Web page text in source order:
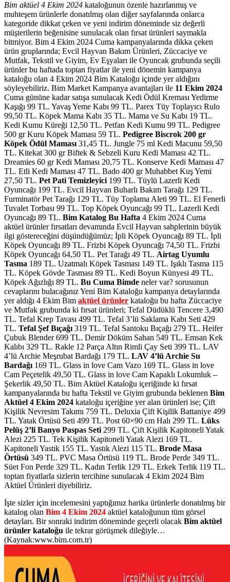
Bim aktüel 4 Ekim 2024 kataloğunun özenle hazırlanmış ve
muhteşem ürünlerle donatılmış olan diğer sayfalarında onlarca
kategoride dikkat çeken ve yeni indirim döneminde siz değerli
müşterilerin beğenisine sunulacak olan fırsat ürünleri saymakla
bitmiyor. Bim 4 Ekim 2024 Cuma kampanyalarında dikka çeken
ürün gruplarında; Evcil Hayvan Bakım Ürünleri, Züccaciye ve
Mutfak, Tekstil ve Giyim, Ev Eşyaları ile Oyuncak grubunda seçili
ürünler bu haftada toptan fiyatlar ile yeni dönemin kampanya
kataloğu olan 4 Ekim 2024 Bim Kataloğu içinde yer aldığını
söyleyebiliriz. Bim Market Kampanya avantajları ile 11 Ekim 2024
Cuma gününe kadar satışa sunulacak Kedi Ödül Kreması Yedirme
Kaşığı 99 TL. Yavaş Yeme Kabı 99 TL. Parex Tüy Toplayıcı Rulo
99,50 TL. Köpek Mama Kabı 35 TL. Mama ve Su Kabı 19 TL.
Kedi Kumu Küreği 12,50 TL. Petfan Kedi Kumu 99 TL. Pedigree
500 gr Kuru Köpek Maması 59 TL. Pedigree Biscrok 200 gr
Köpek Ödül Maması31,45 TL. Jungle 75 ml Kedi Macunu 59,50
TL. Kitekat 300 gr Biftek & Sebzeli Kuru Kedi Maması 42 TL.
Dreamies 60 gr Kedi Maması 20,75 TL. Konserve Kedi Maması 47
TL. Etli Kedi Maması 47 TL. Bado 400 gr Muhabbet Kuş Yemi
27,50 TL. Pet Pati Temizleyici199 TL. Tüylü Lazerli Kedi
Oyuncağı 199 TL. Evcil Hayvan Buharlı Bakım Tarağı 129 TL.
Furminatör Pet Tarağı 129 TL. Tüy Toplama Aleti 99 TL. El Fenerli
Tuvalet Torbası 99 TL. Top Köpek Oyuncağı 99 TL. Lazerli Kedi
Oyuncağı 89 TL. Bim Katalog Bu Hafta 4 Ekim 2024 Cuma
aktüel ürünler fırsatları devamında Evcil Hayvan sahplerinin büyük
ilgi göstereceğini düşündüğümüz; İpli Köpek Oyuncağı 89 TL. İpli
Köpek Oyuncağı 89 TL. Frizbi Köpek Oyuncağı 74,50 TL. Frizbi
Köpek Oyuncağı 64,50 TL. Pet Tarağı 49 TL. Airtag Uyumlu
Tasma 189 TL. Uzatmalı Köpek Tasması 149 TL. Işıklı Tasma 115
TL. Köpek Gövde Tasması 89 TL. Kedi Boyun Künyesi 49 TL.
Köpek Ağızlığı 89 TL. Bu Cuma Bimde neler var? sorusunun
cevaplarını bulacağınız Yeni Bim Kataloğu kampanya detaylarında
yer aldığı 4 Ekim Bim aktüel ürünler kataloğu bu hafta Züccaciye
ve Mutfak grubunda ki fırsat ürünleri; Tefal Düdüklü Tencere 3,490
TL. Tefal Krep Tavası 499 TL. Tefal 3’lü Saklama Kabı Seti 429
TL. Tefal Şef Bıçağı319 TL. Tefal Santoku Bıçağı 279 TL. Heifer
Çubuk Blender 699 TL. Demir Döküm Sahan 549 TL. Emsan Kek
Kalıbı 329 TL. Rakle 12 Parça Altın Rimli Çay Seti 399 TL. LAV
4’lü Archie Meşrubat Bardağı 179 TL. LAV 4’lü Archie Su
Bardağı 169 TL. Glass in love Cam Vazo 169 TL. Glass in love
Cam Peçetelik 49,50 TL. Glass in love Cam Kapaklı Lokumluk –
Şekerlik 49,50 TL. Bim Aktüel Kataloğu içeriğinde ki fırsat
kampanyalarında bu hafta Tekstil ve Giyim grubunda beklenen Bim
Aktüel 4 Ekim 2024 kataloğu içeriğine yer alan ürünleri ise; Çift
Kişilik Nevresim Takımı 759 TL. Deluxia Çift Kişilik Battaniye 499
TL. Yatak Örtüsü Seti 499 TL. Post 60×90 cm Halı 299 TL. Lüks
Pelüş 2’li Banyo Paspas Seti299 TL. Çift Kişilik Kapitoneli Yatak
Alezi 225 TL. Tek Kişilik Kapitoneli Yatak Alezi 169 TL.
Kapitoneli Yastık 155 TL. Yastık Alezi 115 TL. Brode Masa
Örtüsü 349 TL. PVC Masa Örtüsü 119 TL. Brode Perde 349 TL.
Süet Fon Perde 329 TL. Kadın Terlik 129 TL. Erkek Terlik 119 TL.
toptan fiyatlarla sizlerin tercihine sunulacak 4 Ekim 2024 Bim
Aktüel Ürünleri diyebiliriz.
İşte sizler için incelemesini yaptığımız harika ürünlerle donatılmış bir
katalog olan Bim 4 Ekim 2024 aktüel kataloğunun tüm görsel
detayları. Bir sonraki indirim döneminde geçerli olacak Bim aktüel
ürünler kataloğu ile tekrar görüşmek dileğiyle…
(Kaynak:www.bim.com.tr)